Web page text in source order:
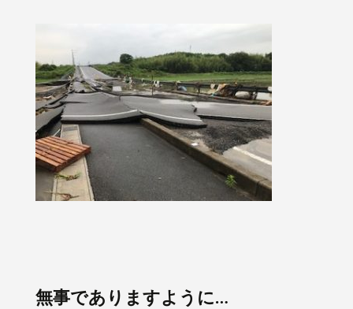
無事でありますように…